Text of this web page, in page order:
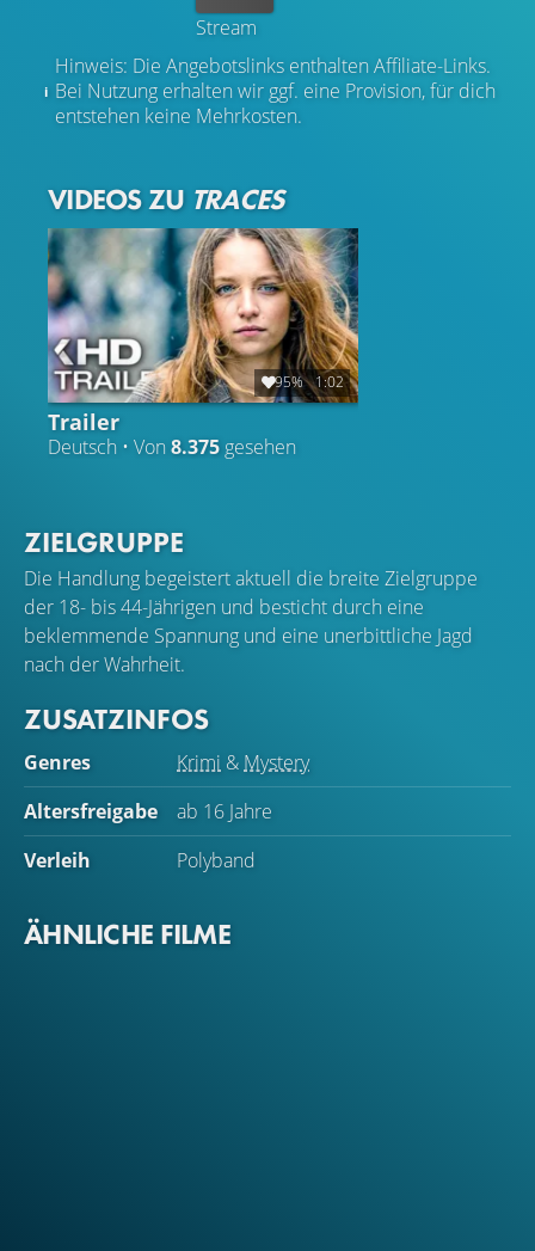
Stream
Hinweis: Die Angebotslinks enthalten Affiliate-Links.
Bei Nutzung erhalten wir ggf. eine Provision, für dich
entstehen keine Mehrkosten.
VIDEOS ZU TRACES
95% 1:02
Trailer
Deutsch • Von8.375 gesehen
ZIELGRUPPE
Die Handlung begeistert aktuell die breite Zielgruppe
der 18- bis 44-Jährigen und besticht durch eine
beklemmende Spannung und eine unerbittliche Jagd
nach der Wahrheit.
ZUSATZINFOS
Genres Krimi & Mystery
Altersfreigabe
ab 16 Jahre
Verleih
Polyband
ÄHNLICHE FILME